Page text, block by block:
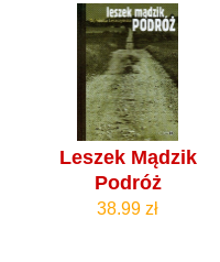
Leszek Mądzik
Podróż
38.99 zł